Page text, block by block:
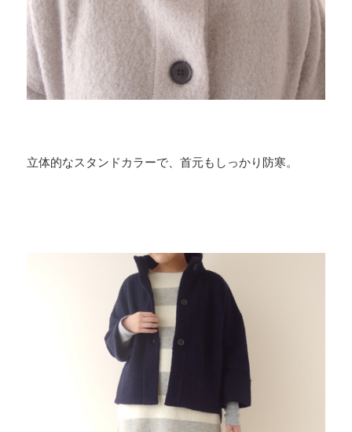
立体的なスタンドカラーで、首元もしっかり防寒。